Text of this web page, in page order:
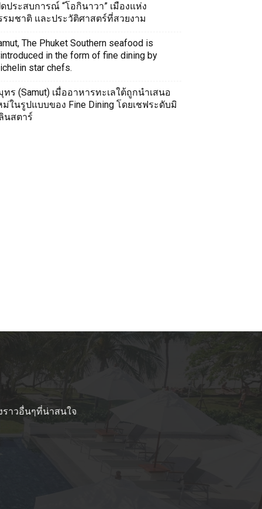
ดประสบการณ์ “โอกินาวา” เมืองแห่ง
รมชาติ และประวัติศาสตร์ที่สวยงาม
The Phuket Southern seafood is
in the form of fine dining by
star chefs.
ทร (Samut) เมื่ออาหารทะเลใต้ถูกนำเสนอ
ม่ในรูปแบบของ Fine Dining โดยเชฟระดับมิ
นสตาร์
ราวอื่นๆที่น่าสนใจ